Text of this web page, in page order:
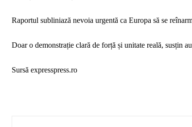
Raportul subliniază nevoia urgentă ca Europa să se
Doar o demonstrație clară de forță și unitate reală, susțin
Sursă expresspress.ro